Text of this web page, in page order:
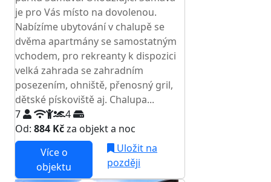
je pro Vás místo na dovolenou.
Nabízíme ubytování v chalupě se
dvěma apartmány se samostatným
vchodem, pro rekreanty k dispozici
velká zahrada se zahradním
posezením, ohniště, přenosný gril,
dětské pískoviště aj. Chalupa...
7
4
Od: 884 Kčza objekt a noc
Více o
objektu
Uložit na
později